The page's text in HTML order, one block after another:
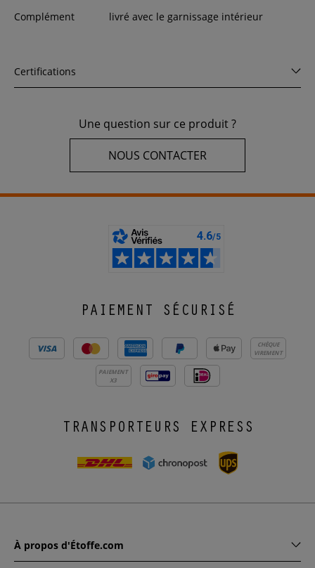
Complément livré avec le garnissage intérieur
Certifications
Une question sur ce produit ?
NOUS CONTACTER
PAIEMENT SÉCURISÉ
CHÈQUE
VIREMENT
PAIEMENT
X3
TRANSPORTEURS EXPRESS
À propos d'Étoffe.com